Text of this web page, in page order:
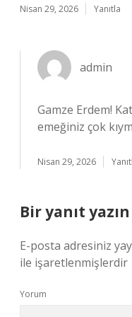
Nisan 29, 2026 Yanıtla
admin
Gamze Erdem!
emeğiniz çok
Nisan 29, 2026
Bir yanıt yazın
E-posta adresiniz
ile işaretlenmişlerdir
Yorum